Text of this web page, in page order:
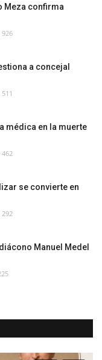
Meza confirma
926
a concejal
511
médica en la muerte
462
se convierte en
292
Manuel Medel